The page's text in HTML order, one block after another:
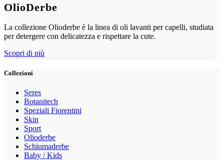
OlioDerbe
La collezione Olioderbe è la linea di oli lavanti per capelli, studiata
per detergere con delicatezza e rispettare la cute.
Scopri di più
Collezioni
Seres
Botanitech
Speziali Fiorentini
Skin
Sport
Olioderbe
Schiumaderbe
Baby / Kids